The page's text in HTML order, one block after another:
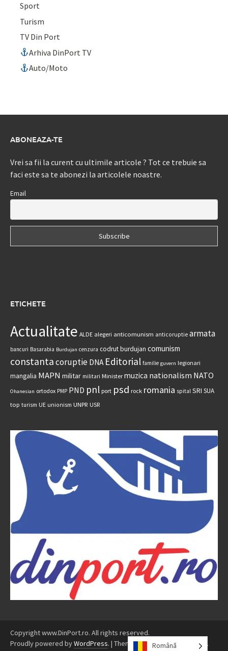
Sport
Turism
TV Din Port
Arhiva DinPort TV
Auto/Moto
ABONEAZA-TE
Vrei sa fii la curent cu ultimile articole ? Tot ce trebuie sa
faci este sa te abonezi la articolele noastre.
Email
ETICHETE
Actualitate ALDE alegeri anticomunism anticoruptie armata
bancuri Basarabia Burdujan cenzura codrut burdujan comunism
constantacoruptie DNA Editorial familie guvern legionari
mangalia MAPN militar militari Minister muzica nationalism NATO
Ohanesian ortodox PMP PND pnl port psd rock romania spital SRI SUA
top turism UE unionism UNPR USR
Copyright www.DinPort.ro. All rights reserved.
Proudly powered byWordPress. | Theme: Awaken byThemezHut .
Română